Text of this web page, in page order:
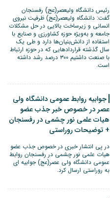
رئیس دانشگاه ولیعصر(عج) رفسنجان
گفت: دانشگاه ولیعصر(عج) ظرفیت نیروی
انسانی و زیرساخت بالایی در حل مشکلات
جامعه و به‌ویژه حوزه کشاورزی و صنایع با
استفاده از دانش‌بنیان‌ها دارد و طی یک
سال گذشته قراردادهایی که در حوزه ارتباط
با صنعت داشتیم ۳۰۰ درصد رشد داشته
است.
جوابیه روابط عمومی دانشگاه ولی
عصر در خصوص خبر جذب عضو
هیات علمی نور چشمی در رفسنجان
+ توضیحات روراستی
در پی انتشار خبری در خصوص جذب عضو
هیات علمی نور چشمی در رفسنجان روابط
عمومی دانشگاه ولی عصر(عج) جوابیه ای
به روراستی ارسال کرد.